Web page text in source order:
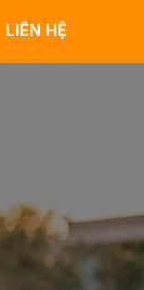
LIÊN HỆ